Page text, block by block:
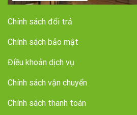
Chính sách đổi trả
Chính sách bảo mật
Điều khoản dịch vụ
Chính sách vận chuyển
Chính sách thanh toán